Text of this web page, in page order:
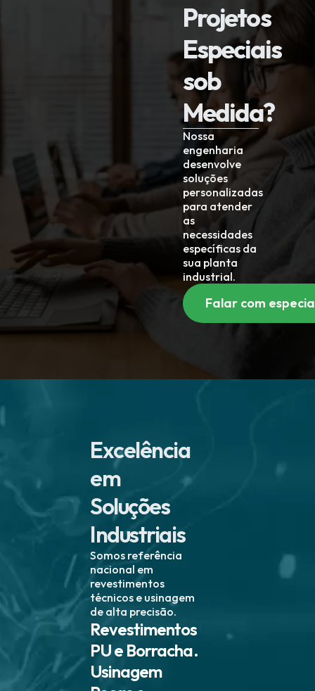
Projetos
Especiais
sob
Medida?
Nossa
engenharia
desenvolve
soluções
personalizadas
para atender
as
necessidades
específicas da
sua planta
industrial.
Falar com
Excelência
em
Soluções
Industriais
Somos referência
nacional em
revestimentos
técnicos e usinagem
de alta precisão.
Revestimentos
PU e Borracha.
Usinagem